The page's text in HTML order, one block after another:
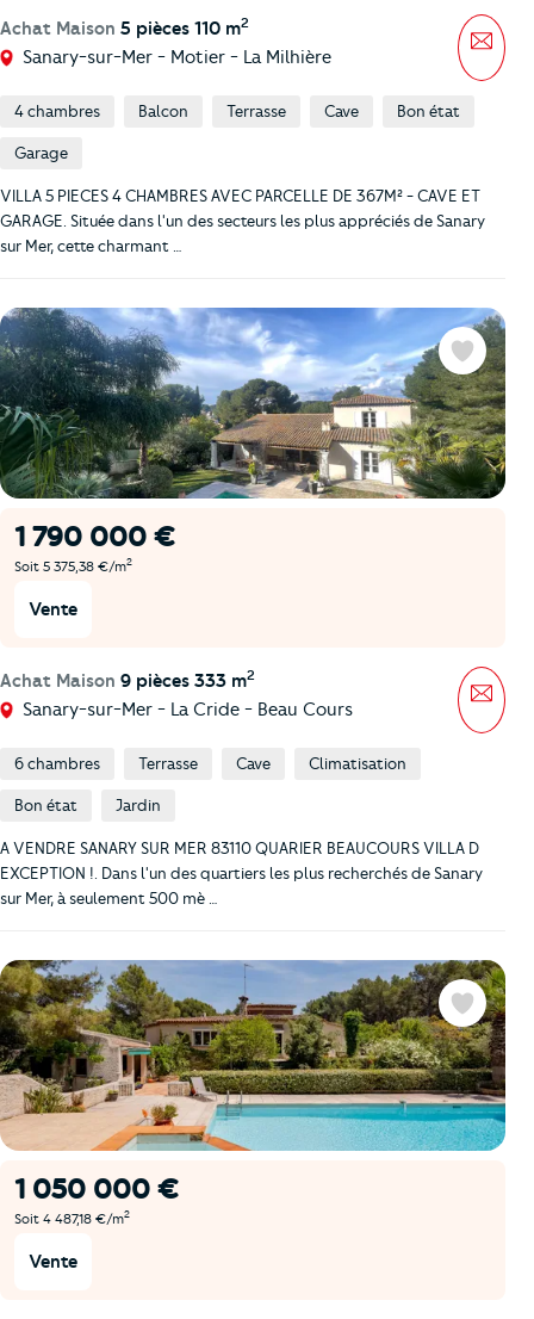
Achat Maison 5 pièces 110 m2
Sanary-sur-Mer - Motier - La Milhière
4 chambres Balcon Terrasse Cave Bon état
Garage
VILLA 5 PIECES 4 CHAMBRES AVEC PARCELLE DE 367M² - CAVE ET
GARAGE. Située dans l'un des secteurs les plus appréciés de Sanary
sur Mer, cette charmant …
1 790 000 €
Soit 5 375,38 €/m2
Vente
Achat Maison 9 pièces 333 m2
Sanary-sur-Mer - La Cride - Beau Cours
Favoris
6 chambres Terrasse Cave Climatisation
Bon état Jardin
A VENDRE SANARY SUR MER 83110 QUARIER BEAUCOURS VILLA D
EXCEPTION !. Dans l'un des quartiers les plus recherchés de Sanary
sur Mer, à seulement 500 mè …
1 050 000 €
Soit 4 487,18 €/m2
Vente
Favoris